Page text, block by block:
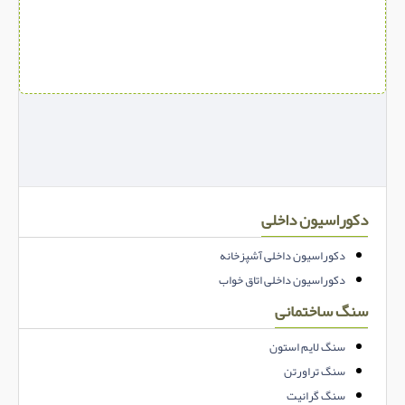
دکوراسیون داخلی
دکوراسیون داخلی آشپزخانه
دکوراسیون داخلی اتاق خواب
سنگ ساختمانی
سنگ لایم استون
سنگ تراورتن
سنگ گرانیت